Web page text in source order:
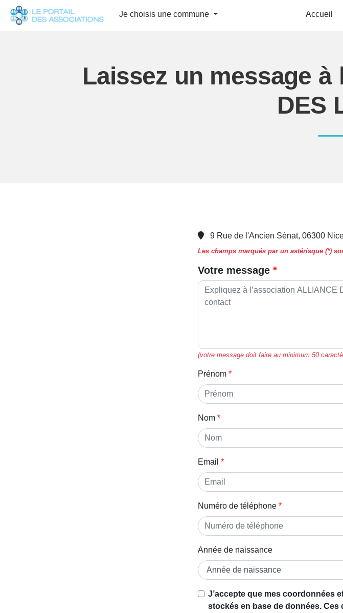
Je choisis une commune Accueil
Laissez un message à
DES
9 Rue de l'Ancien Sénat, 06300
Les champs marqués par un astérisque (*)
Votre message
(votre message doit faire au minimum 50
Prénom
Nom
Email
Numéro de téléphone
Année de naissance
J’accepte que mes coordonnées
stockés en base de données.
Panneau de gestion des cookies